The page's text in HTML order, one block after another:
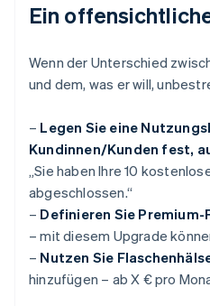
Ein
Wenn der Unterschied
und dem, was er will,
– Legen Sie eine
Kundinnen/Kunden fest,
„Sie haben Ihre 10
abgeschlossen.“
– Definieren Sie Premium-
– mit diesem Upgrade
– Nutzen Sie
hinzufügen – ab X € pro